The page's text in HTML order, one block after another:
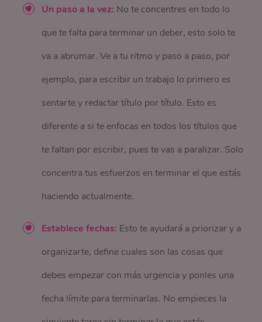
Un paso a la vez: No te concentres en todo lo
que te falta para terminar un deber, esto solo te
va a abrumar. Ve a tu ritmo y paso a paso, por
ejemplo, para escribir un trabajo lo primero es
sentarte y redactar título por título. Esto es
diferente a si te enfocas en todos los títulos que
te faltan por escribir, pues te vas a paralizar. Solo
concentra tus esfuerzos en terminar el que estás
haciendo actualmente.
Establece fechas: Esto te ayudará a priorizar y a
organizarte, define cuales son las cosas que
debes empezar con más urgencia y ponles una
fecha límite para terminarlas. No empieces la